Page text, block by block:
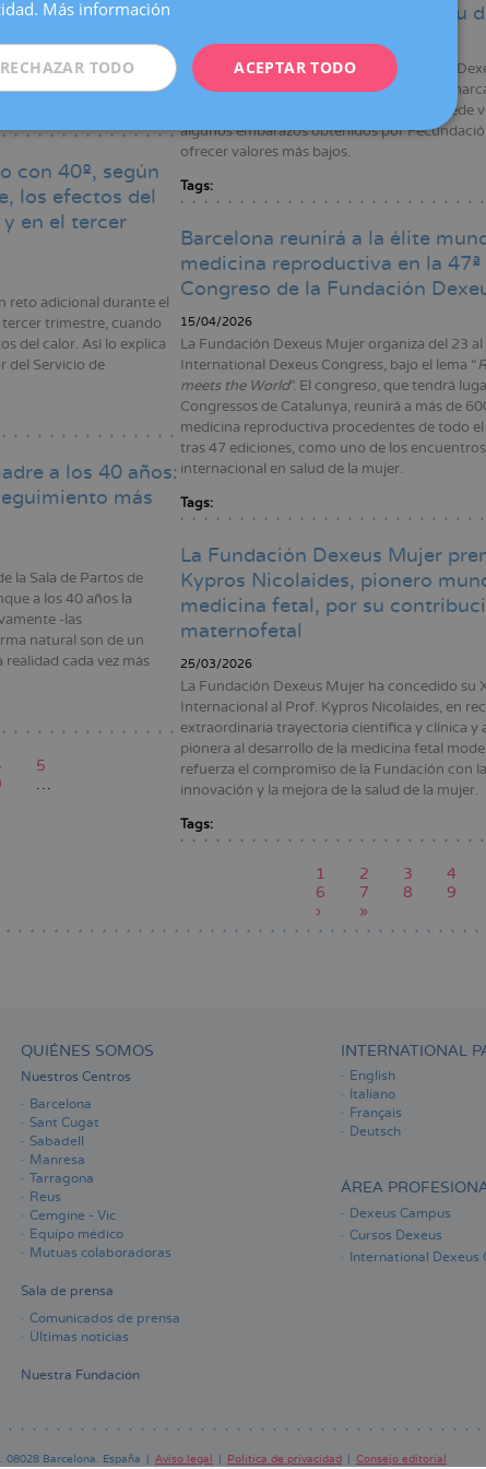
en la 42ª
Europea de
celebrada en
con 40º, según
los efectos del
en el tercer
reto adicional durante el
tercer trimestre, cuando
del calor. Así lo explica
del Servicio de
a los 40 años:
más
la Sala de Partos de
a los 40 años la
-las
natural son de un
realidad cada vez más
Page
5
…
preeclampsia para asegurar su
22/04/2026
El trabajo, realizado por investigadores de
que la resistencia vascular uterina, un
el riesgo de desarrollar la enfermedad, puede
algunos embarazos obtenidos por
ofrecer valores más bajos.
Tags:
Barcelona reunirá a la élite
medicina reproductiva en la
Congreso de la Fundación
15/04/2026
La Fundación Dexeus Mujer organiza del 23
International Dexeus Congress, bajo el lema “
meets the World”. El congreso, que tendrá
Congressos de Catalunya, reunirá a más de
medicina reproductiva procedentes de todo
tras 47 ediciones, como uno de los
internacional en salud de la mujer.
Tags:
La Fundación Dexeus Mujer
Kypros Nicolaides, pionero
medicina fetal, por su
maternofetal
25/03/2026
La Fundación Dexeus Mujer ha concedido su
Internacional al Prof. Kypros Nicolaides, en
extraordinaria trayectoria científica y clínica y
pionera al desarrollo de la medicina fetal
refuerza el compromiso de la Fundación con
innovación y la mejora de la salud de la mujer.
Tags:
Página
actual
1 Page
2 Page
3 Page
4
Page
6 Page
7 Page
8 Page
9
Siguiente
página
›
Última
página
»
QUIÉNES SOMOS
Nuestros Centros
Barcelona
Sant Cugat
Sabadell
Manresa
Tarragona
Reus
Cemgine - Vic
Equipo médico
Mutuas colaboradoras
Sala de prensa
Comunicados de prensa
Últimas noticias
Nuestra Fundación
INTERNATIONAL
English
Italiano
Français
Deutsch
ÁREA
Dexeus Campus
Cursos Dexeus
International Dexeus
Barcelona. España Aviso legal Política de privacidad Consejo editorial
FRENCH
ITALIANO
Más información
ACEPTAR TODO
RECHAZAR TODO